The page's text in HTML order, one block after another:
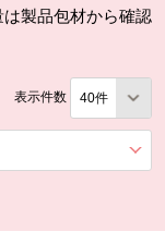
は製品包材から確認
表示件数